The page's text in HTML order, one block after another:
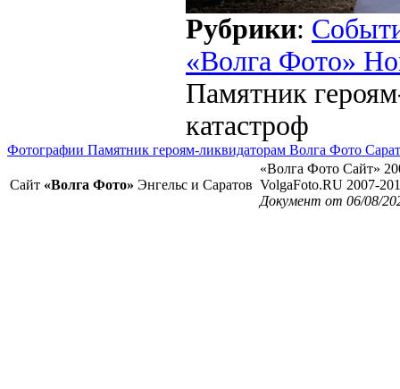
Рубрики:
«Волга Фото»
Памятник
катастроф
Фотографии Памятник героям-ликвидаторам Волга Фото
Сайт «Волга Фото» Энгельс и Саратов
«Волга Фото Сайт»
VolgaFoto.RU 2007-
Документ от 06/08/